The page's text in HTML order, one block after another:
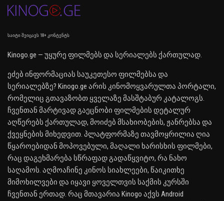
საიტი შეიცავს 18+ კონტენტს
Kinogo.ge — უყურე ფილმებს და სერიალებს ქართულად.
ეძებ ინფორმაციას საუკეთესო ფილმებსა და
სერიალებზე? Kinogo.ge არის კინომოყვარულთა პორტალი,
რომელიც გთავაზობთ ყველაზე მასშტაბურ კატალოგს.
ჩვენთან მარტივად გაეცნობი ფილმების დეტალურ
აღწერებს ქართულად, მოიძებ მსახიობების, ჟანრებსა და
ქვეყნების მიხედვით. პლატფორმაზე თავმოყრილია ღია
წყაროებიდან მოპოვებული, მაღალი ხარისხის ფილმები,
რაც დაგეხმარება სწრაფად გადაწყვიტო, რა ნახო
საღამოს. აღმოაჩინე კინოს სიახლეები, წაიკითხე
მიმოხილვები და იყავი ყოველთვის საქმის კურსში
ჩვენთან ერთად. რაც მთავარია Kinogo აქვს Android